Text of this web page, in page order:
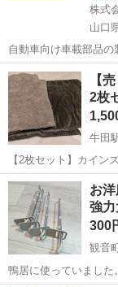
株式
山口
自動車向け車載部品
中！友達同士での応募
社負担！生活支援物
♪《山口
山口 山口市
【
2枚
牛田
【2枚セット】カイン
140cm ・キャンプで3回使用しました。ホームクリーニング済み。素
人検品ですので、ご
クレームなどは受付不
広島 広島市
お
強
300
観音
鴨居に使っていました